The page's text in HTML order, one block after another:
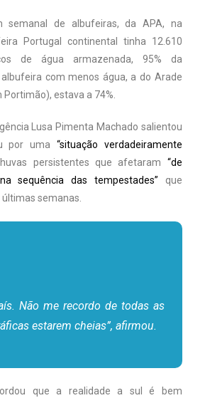
semanal de albufeiras, da APA, na
Portugal continental tinha 12.610
de água armazenada, 95% da
com menos água, a do Arade
estava a 74%.
Lusa Pimenta Machado salientou
por uma “situação verdadeiramente
persistentes que afetaram “de
sequência das tempestades” que
semanas.
Não me recordo de todas as
estarem cheias”, afirmou.
que a realidade a sul é bem